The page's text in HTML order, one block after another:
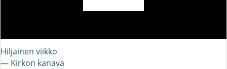
Hiljainen viikko
― Kirkon kanava